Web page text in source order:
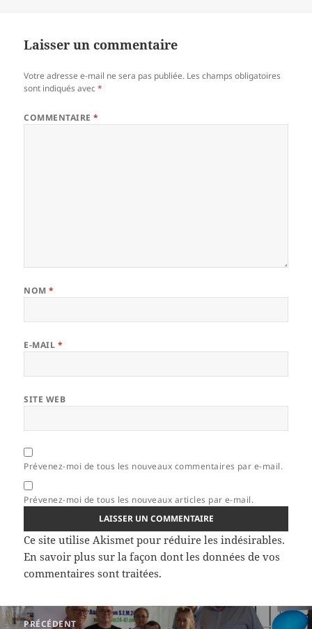
Laisser un commentaire
Votre adresse e-mail ne sera pas publiée. Les champs obligatoires
sont indiqués avec*
COMMENTAIRE*
NOM*
E-MAIL *
SITE WEB
Prévenez-moi de tous les nouveaux commentaires par e-mail.
Prévenez-moi de tous les nouveaux articles par e-mail.
Ce site utilise Akismet pour réduire les indésirables.
En savoir plus sur la façon dont les données de vos
commentaires sont traitées.
Navigation
PRÉCÉDENT